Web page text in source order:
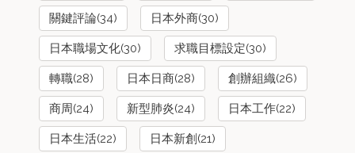
關鍵評論(34) 日本外商(30)
日本職場文化(30) 求職目標設定(30)
轉職(28) 日本日商(28) 創辦組織(26)
商周(24) 新型肺炎(24) 日本工作(22)
日本生活(22) 日本新創(21)